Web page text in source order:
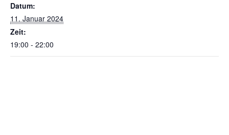
Datum:
11. Januar 2024
Zeit:
19:00 - 22:00